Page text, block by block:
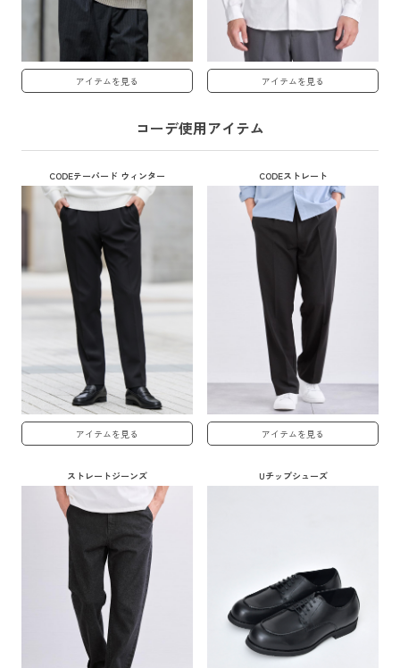
アイテムを見る アイテムを見る
コーデ使用アイテム
CODEテーパード ウィンター
アイテムを見る
CODEストレート
アイテムを見る
ストレートジーンズ Uチップシューズ